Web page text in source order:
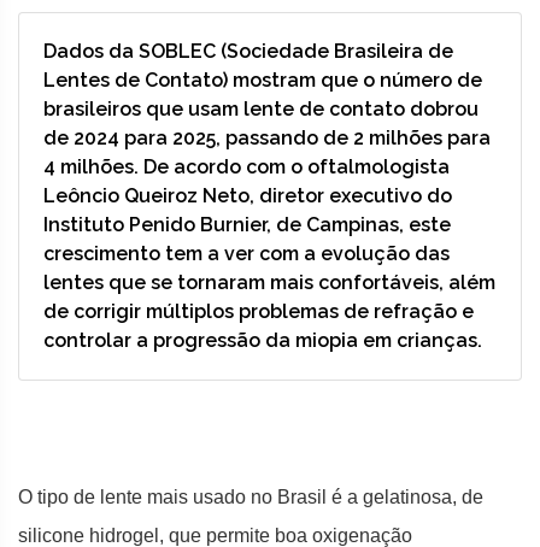
Dados da SOBLEC (Sociedade Brasileira de
Lentes de Contato) mostram que o número de
brasileiros que usam lente de contato dobrou
de 2024 para 2025, passando de 2 milhões para
4 milhões. De acordo com o oftalmologista
Leôncio Queiroz Neto, diretor executivo do
Instituto Penido Burnier, de Campinas, este
crescimento tem a ver com a evolução das
lentes que se tornaram mais confortáveis, além
de corrigir múltiplos problemas de refração e
controlar a progressão da miopia em crianças.
O tipo de lente mais usado no Brasil é a gelatinosa, de
silicone hidrogel, que permite boa oxigenação